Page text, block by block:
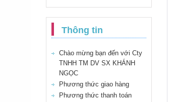
Thông tin
Chào mừng bạn đến với Cty
TNHH TM DV SX KHÁNH
NGỌC
Phương thức giao hàng
Phương thức thanh toán